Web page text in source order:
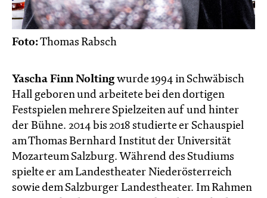
Foto:Thomas Rabsch
Yascha Finn Noltingwurde 1994 in Schwäbisch
Hall geboren und arbeitete bei den dortigen
Festspielen mehrere Spielzeiten auf und hinter
der Bühne. 2014 bis 2018 studierte er Schauspiel
am Thomas Bernhard Institut der Universität
Mozarteum Salzburg. Während des Studiums
spielte er am Landestheater Niederösterreich
sowie dem Salzburger Landestheater. Im Rahmen